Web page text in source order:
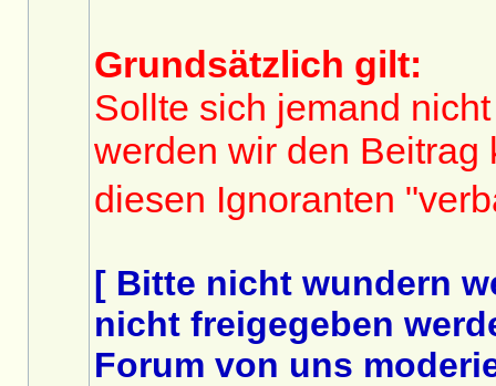
Grundsätzlich gilt:
Sollte sich jemand
werden wir den Beitrag
diesen Ignoranten
[ Bitte nicht wundern
nicht freigegeben
Forum von uns